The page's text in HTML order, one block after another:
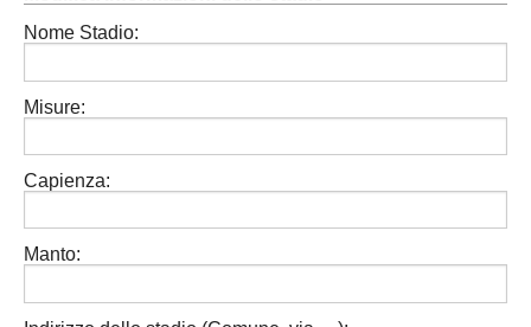
Nome Stadio:
Misure:
Capienza:
Manto: